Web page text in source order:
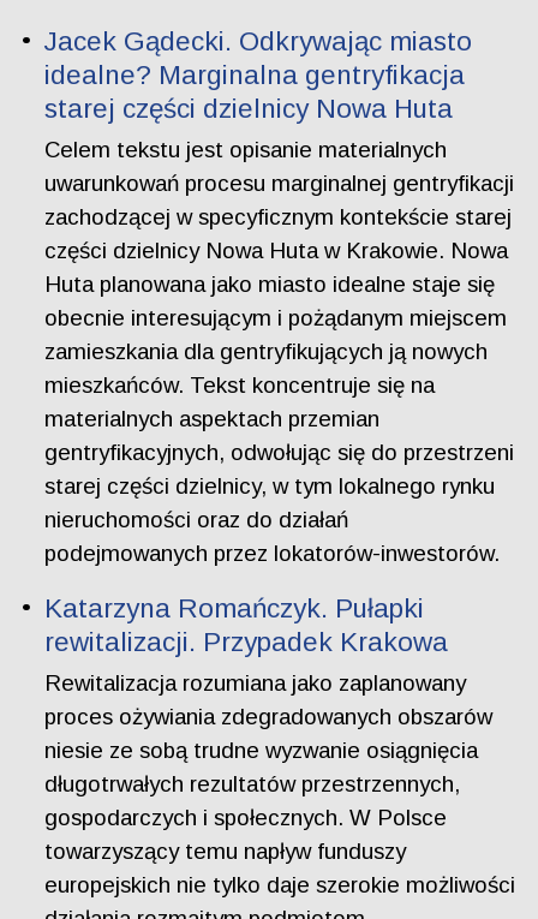
Jacek Gądecki. Odkrywając miasto
idealne? Marginalna gentryfikacja
starej części dzielnicy Nowa Huta
Celem tekstu jest opisanie materialnych
uwarunkowań procesu marginalnej gentryfikacji
zachodzącej w specyficznym kontekście starej
części dzielnicy Nowa Huta w Krakowie. Nowa
Huta planowana jako miasto idealne staje się
obecnie interesującym i pożądanym miejscem
zamieszkania dla gentryfikujących ją nowych
mieszkańców. Tekst koncentruje się na
materialnych aspektach przemian
gentryfikacyjnych, odwołując się do przestrzeni
starej części dzielnicy, w tym lokalnego rynku
nieruchomości oraz do działań
podejmowanych przez lokatorów-inwestorów.
Katarzyna Romańczyk. Pułapki
rewitalizacji. Przypadek Krakowa
Rewitalizacja rozumiana jako zaplanowany
proces ożywiania zdegradowanych obszarów
niesie ze sobą trudne wyzwanie osiągnięcia
długotrwałych rezultatów przestrzennych,
gospodarczych i społecznych. W Polsce
towarzyszący temu napływ funduszy
europejskich nie tylko daje szerokie możliwości